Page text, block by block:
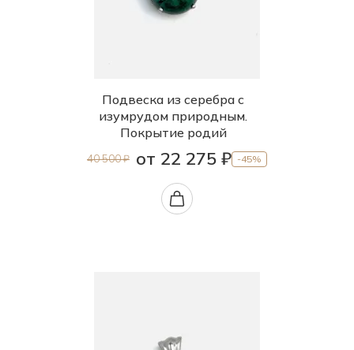
Подвеска из серебра с
изумрудом природным.
Покрытие родий
40 500 ₽ от 22 275 ₽ -45%